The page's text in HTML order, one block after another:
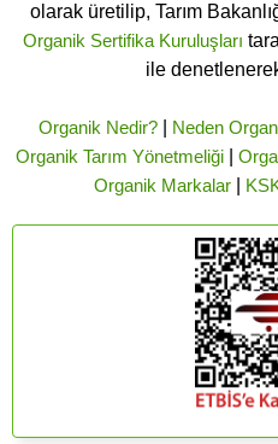
olarak üretilip, Tarım
Organik Sertifika Kuruluşları
ile
Organik Nedir?| Neden
Organik Tarım Yönetmeliği|
Organik Markalar|